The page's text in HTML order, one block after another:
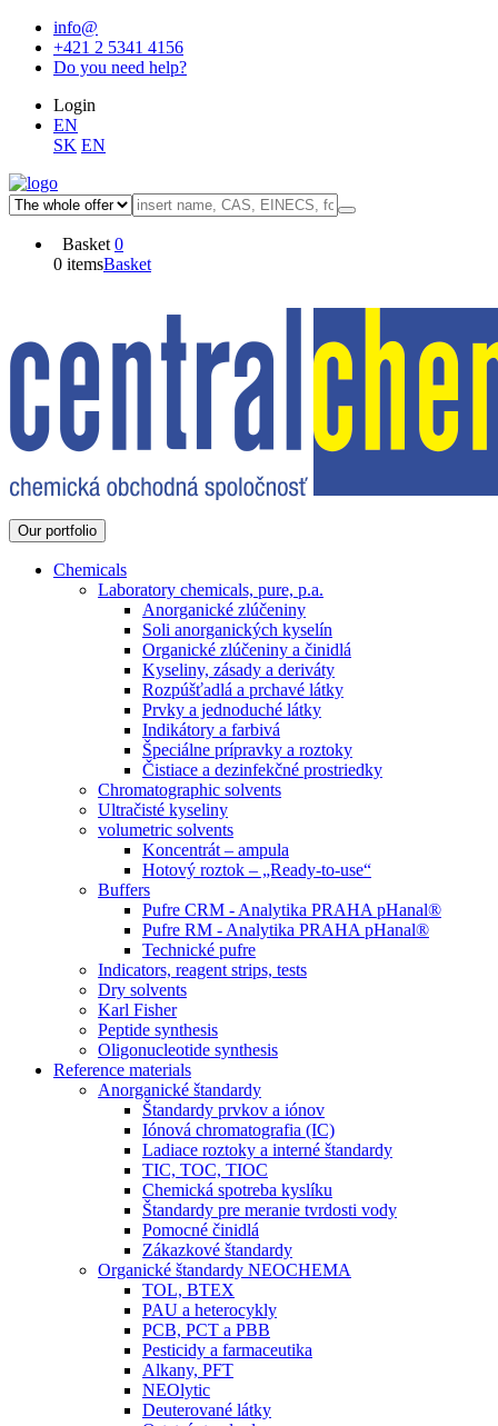
info@
+421 2 5341 4156
Do you need help?
Login
EN
SK EN
Basket 0
0 itemsBasket
Our portfolio
Chemicals
Laboratory chemicals, pure, p.a.
Anorganické zlúčeniny
Soli anorganických kyselín
Organické zlúčeniny a činidlá
Kyseliny, zásady a deriváty
Rozpúšťadlá a prchavé látky
Prvky a jednoduché látky
Indikátory a farbivá
Špeciálne prípravky a roztoky
Čistiace a dezinfekčné prostriedky
Chromatographic solvents
Ultračisté kyseliny
volumetric solvents
Koncentrát – ampula
Hotový roztok – „Ready-to-use“
Buffers
Pufre CRM - Analytika PRAHA pHanal®
Pufre RM - Analytika PRAHA pHanal®
Technické pufre
Indicators, reagent strips, tests
Dry solvents
Karl Fisher
Peptide synthesis
Oligonucleotide synthesis
Reference materials
Anorganické štandardy
Štandardy prvkov a iónov
Iónová chromatografia (IC)
Ladiace roztoky a interné štandardy
TIC, TOC, TIOC
Chemická spotreba kyslíku
Štandardy pre meranie tvrdosti vody
Pomocné činidlá
Zákazkové štandardy
Organické štandardy NEOCHEMA
TOL, BTEX
PAU a heterocykly
PCB, PCT a PBB
Pesticidy a farmaceutika
Alkany, PFT
NEOlytic
Deuterované látky